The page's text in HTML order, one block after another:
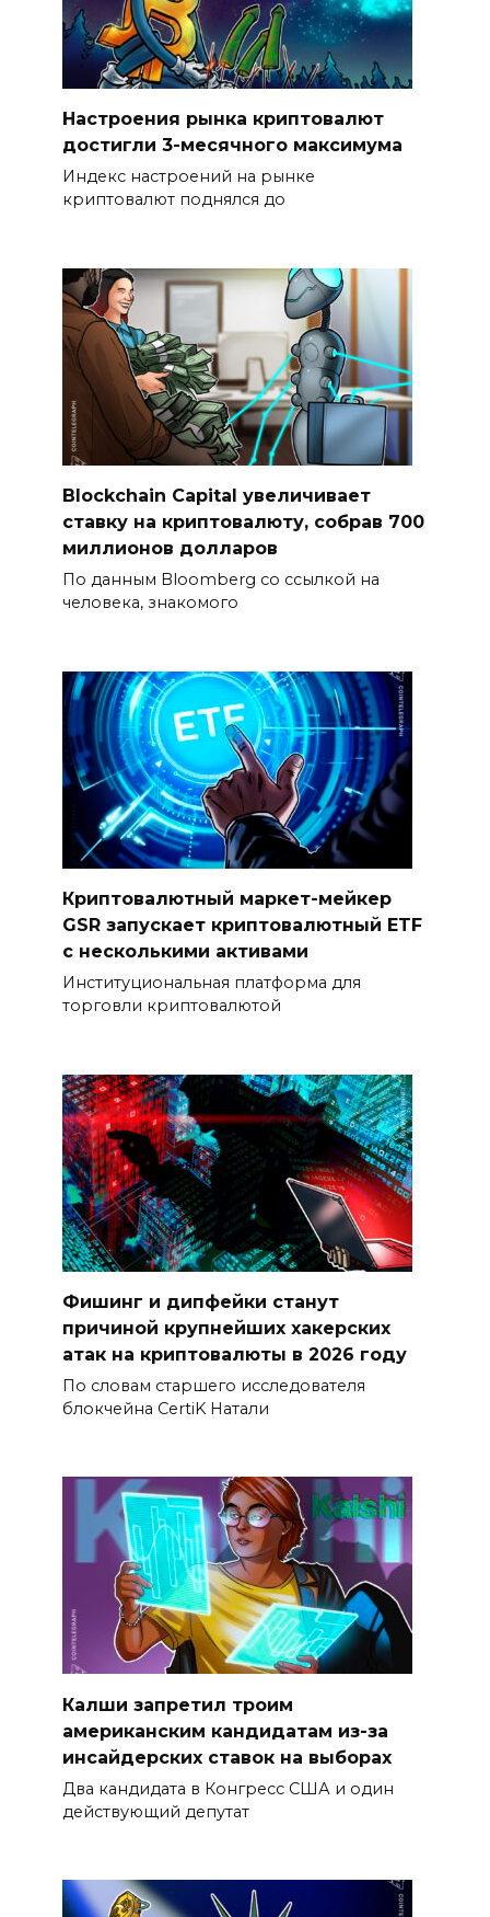
Настроения рынка криптовалют
достигли 3-месячного максимума
Индекс настроений на рынке
криптовалют поднялся до
Blockchain Capital увеличивает
ставку на криптовалюту, собрав 700
миллионов долларов
По данным Bloomberg со ссылкой на
человека, знакомого
Криптовалютный маркет-мейкер
GSR запускает криптовалютный ETF
с несколькими активами
Институциональная платформа для
торговли криптовалютой
Фишинг и дипфейки станут
причиной крупнейших хакерских
атак на криптовалюты в 2026 году
По словам старшего исследователя
блокчейна CertiK Натали
Калши запретил троим
американским кандидатам из-за
инсайдерских ставок на выборах
Два кандидата в Конгресс США и один
действующий депутат